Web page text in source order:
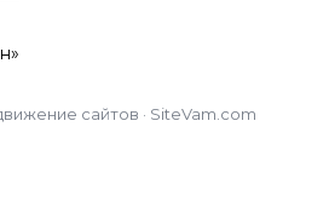
сайтов · SiteVam.com